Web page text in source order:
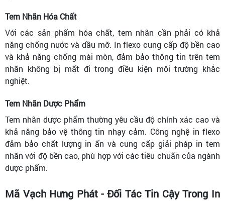
Tem Nhãn Hóa Chất
Với các sản phẩm hóa chất, tem nhãn cần phải có khả
năng chống nước và dầu mỡ. In flexo cung cấp độ bền cao
và khả năng chống mài mòn, đảm bảo thông tin trên tem
nhãn không bị mất đi trong điều kiện môi trường khắc
nghiệt.
Tem Nhãn Dược Phẩm
Tem nhãn dược phẩm thường yêu cầu độ chính xác cao và
khả năng bảo vệ thông tin nhạy cảm. Công nghệ in flexo
đảm bảo chất lượng in ấn và cung cấp giải pháp in tem
nhãn với độ bền cao, phù hợp với các tiêu chuẩn của ngành
dược phẩm.
Mã Vạch Hưng Phát - Đối Tác Tin Cậy Trong In